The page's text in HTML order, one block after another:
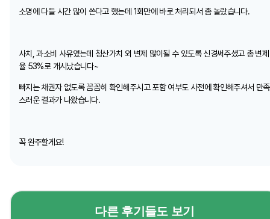
소명에 다들 시간 많이 쓴다고 했는데 1회만에 바로 처리되서 좀 놀랐습니다.
사치, 과소비 사유였는데 청산가치 외 변제 많이될 수 있도록 신경써주셨고 총 변제
율 53%로 개시났습니다~
빠지는 채권자 없도록 꼼꼼히 확인해주시고 포함 여부도 사전에 확인해주셔서 만족
스러운 결과가 나왔습니다.
꼭 완주할게요!
다른 후기들도 보기